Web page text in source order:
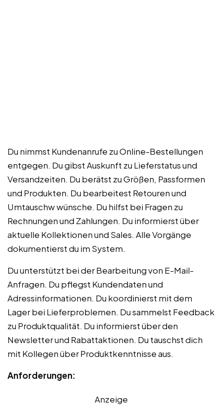
Du nimmst Kundenanrufe zu Online-Bestellungen
entgegen. Du gibst Auskunft zu Lieferstatus und
Versandzeiten. Du berätst zu Größen, Passformen
und Produkten. Du bearbeitest Retouren und
Umtauschw wünsche. Du hilfst bei Fragen zu
Rechnungen und Zahlungen. Du informierst über
aktuelle Kollektionen und Sales. Alle Vorgänge
dokumentierst du im System.
Du unterstützt bei der Bearbeitung von E-Mail-
Anfragen. Du pflegst Kundendaten und
Adressinformationen. Du koordinierst mit dem
Lager bei Lieferproblemen. Du sammelst Feedback
zu Produktqualität. Du informierst über den
Newsletter und Rabattaktionen. Du tauschst dich
mit Kollegen über Produktkenntnisse aus.
Anforderungen:
Anzeige